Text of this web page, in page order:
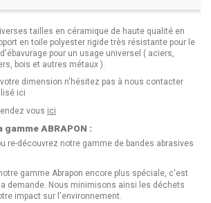
tailles en céramique de haute qualité en
en toile polyester rigide très résistante pour le
pour un usage universel ( aciers,
bois et autres métaux ).
dimension n'hésitez pas à nous contacter
ici
vous ici
ABRAPON :
re-découvrez notre gamme de bandes abrasives
gamme Abrapon encore plus spéciale, c'est
demande. Nous minimisons ainsi les déchets
impact sur l'environnement.